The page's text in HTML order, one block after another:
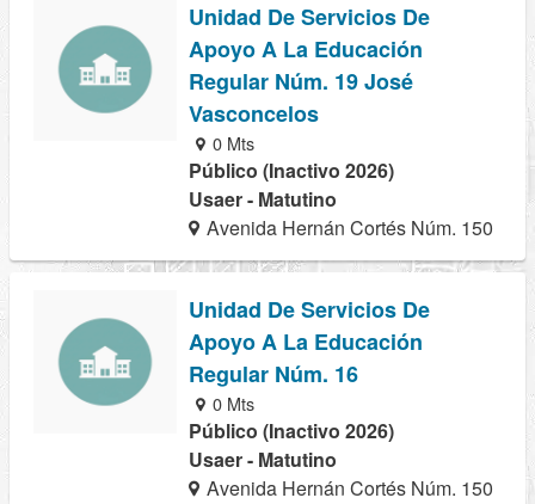
Unidad De Servicios De
Apoyo A La Educación
Regular Núm. 19 José
Vasconcelos
0 Mts
Público (Inactivo 2026)
Usaer - Matutino
Avenida Hernán Cortés Núm. 150
Unidad De Servicios De
Apoyo A La Educación
Regular Núm. 16
0 Mts
Público (Inactivo 2026)
Usaer - Matutino
Avenida Hernán Cortés Núm. 150